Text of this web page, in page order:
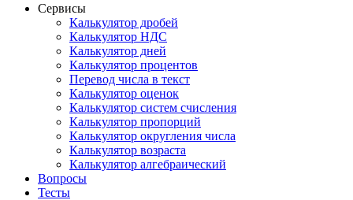
Сервисы
Калькулятор дробей
Калькулятор НДС
Калькулятор дней
Калькулятор процентов
Перевод числа в текст
Калькулятор оценок
Калькулятор систем счисления
Калькулятор пропорций
Калькулятор округления числа
Калькулятор возраста
Калькулятор алгебраический
Вопросы
Тесты